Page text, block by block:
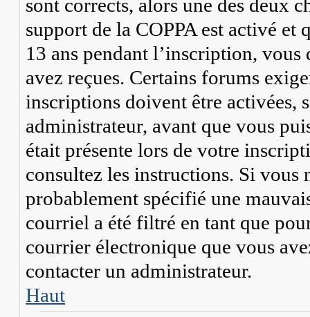
sont corrects, alors une des deux
support de la COPPA est activé et
13 ans pendant l’inscription,
avez reçues. Certains forums
inscriptions doivent être activées,
administrateur, avant que vous
était présente lors de votre
consultez les instructions. Si vous
probablement spécifié une
courriel a été filtré en tant que
courrier électronique que vous
contacter un administrateur.
Haut